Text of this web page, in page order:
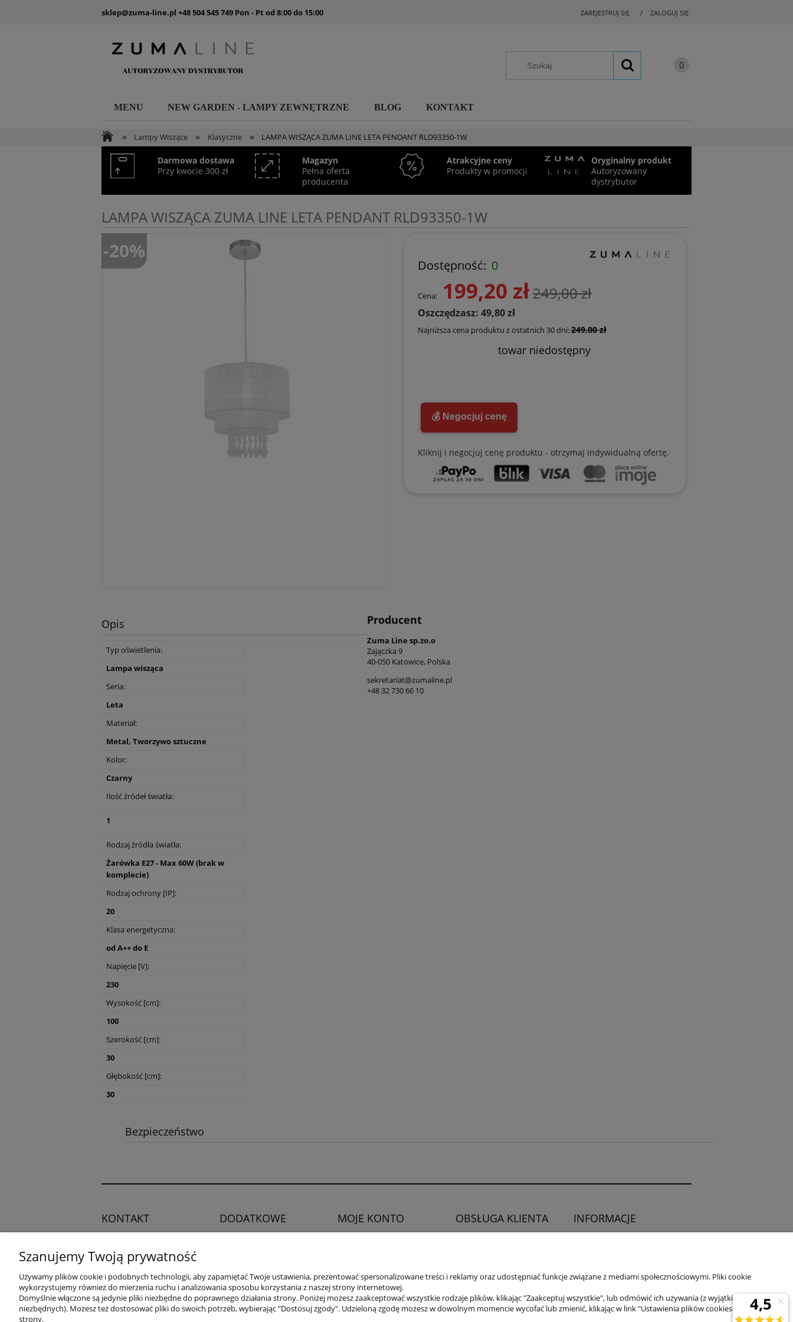
ZAREJESTRUJ SIĘ ZALOGUJ SIĘ
sklep@zuma-line.pl +48 504 545 749 Pon - Pt od 8:00 do 15:00
MENU NEW GARDEN - LAMPY ZEWNĘTRZNE BLOG KONTAKT
» Lampy Wiszące » Klasyczne » LAMPA WISZĄCA ZUMA LINE LETA PENDANT RLD93350-1W
Darmowa dostawa
Przy kwocie 300 zł
Magazyn
Pełna oferta
producenta
Atrakcyjne ceny
Produkty w promocji
Oryginalny produkt
Autoryzowany
dystrybutor
LAMPA WISZĄCA ZUMA LINE LETA PENDANT RLD93350-1W
-20%
Dostępność: 0
Cena: 199,20 zł249,00 zł
Oszczędzasz: 49,80 zł
Najniższa cena produktu z ostatnich 30 dni:249,00 zł
towar niedostępny
💰 Negocjuj cenę
Kliknij i negocjuj cenę produktu - otrzymaj indywidualną ofertę.
Opis
Typ oświetlenia:
Lampa wisząca
Seria:
Leta
Materiał:
Metal, Tworzywo sztuczne
Kolor:
Czarny
Ilość źródeł światła:
1
Rodzaj źródła światła:
Żarówka E27 - Max 60W (brak w
komplecie)
Rodzaj ochrony [IP]:
20
Klasa energetyczna:
od A++ do E
Napięcie [V]:
230
Wysokość [cm]:
100
Szerokość [cm]:
30
Głębokość [cm]:
30
Bezpieczeństwo
Producent
Zuma Line sp.zo.o
Zajączka 9
40-050 Katowice, Polska
sekretariat@zumaline.pl
+48 32 730 66 10
KONTAKT
Zadzwoń!
+48 504 545
749
adres:
DODATKOWE MOJE KONTO OBSŁUGA KLIENTA INFORMACJE
Szanujemy Twoją prywatność
Używamy plików cookie i podobnych technologii, aby zapamiętać Twoje ustawienia, prezentować spersonalizowane treści i reklamy oraz udostępniać funkcje związane z mediami społecznościowymi. Pliki cookie
wykorzystujemy również do mierzenia ruchu i analizowania sposobu korzystania z naszej strony internetowej.
Domyślnie włączone są jedynie pliki niezbędne do poprawnego działania strony. Poniżej możesz zaakceptować wszystkie rodzaje plików, klikając "Zaakceptuj wszystkie", lub odmówić ich używania (z wyjątkiem
niezbędnych). Możesz też dostosować pliki do swoich potrzeb, wybierając "Dostosuj zgody". Udzieloną zgodę możesz w dowolnym momencie wycofać lub zmienić, klikając w link "Ustawienia plików cookies" na dole
strony.